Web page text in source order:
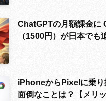
ChatGPTの月額課金に
（1500円）が日本でも
iPhoneからPixelに乗り
面倒なことは？【メリ